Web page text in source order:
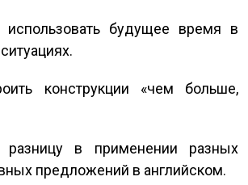
использовать будущее время в
конструкции «чем больше,
разницу в применении разных
предложений в английском.